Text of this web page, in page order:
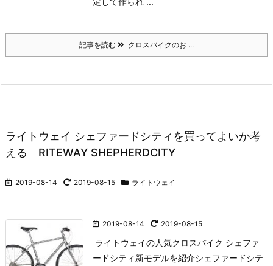
記事を読む クロスバイクのお ...
ライトウェイ シェファードシティを買ってよいか考
える RITEWAY SHEPHERDCITY
2019-08-14 2019-08-15 ライトウェイ
2019-08-14 2019-08-15
ライトウェイの人気クロスバイク シェファ
ードシティ新モデルを紹介シェファードシテ